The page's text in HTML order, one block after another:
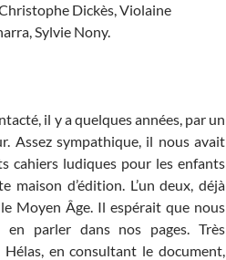
Dickès, Violaine
Sylvie Nony.
il y a quelques années, par un
Assez sympathique, il nous avait
cahiers ludiques pour les enfants
maison d’édition. L’un deux, déjà
Moyen Âge. Il espérait que nous
en parler dans nos pages. Très
en consultant le document,